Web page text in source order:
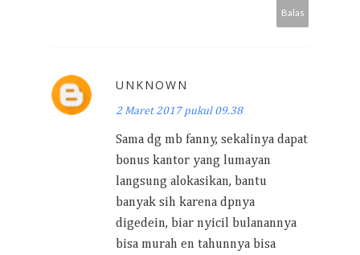
Balas
UNKNOWN
2 Maret 2017 pukul 09.38
Sama dg mb fanny, sekalinya dapat
bonus kantor yang lumayan
langsung alokasikan, bantu
banyak sih karena dpnya
digedein, biar nyicil bulanannya
bisa murah en tahunnya bisa